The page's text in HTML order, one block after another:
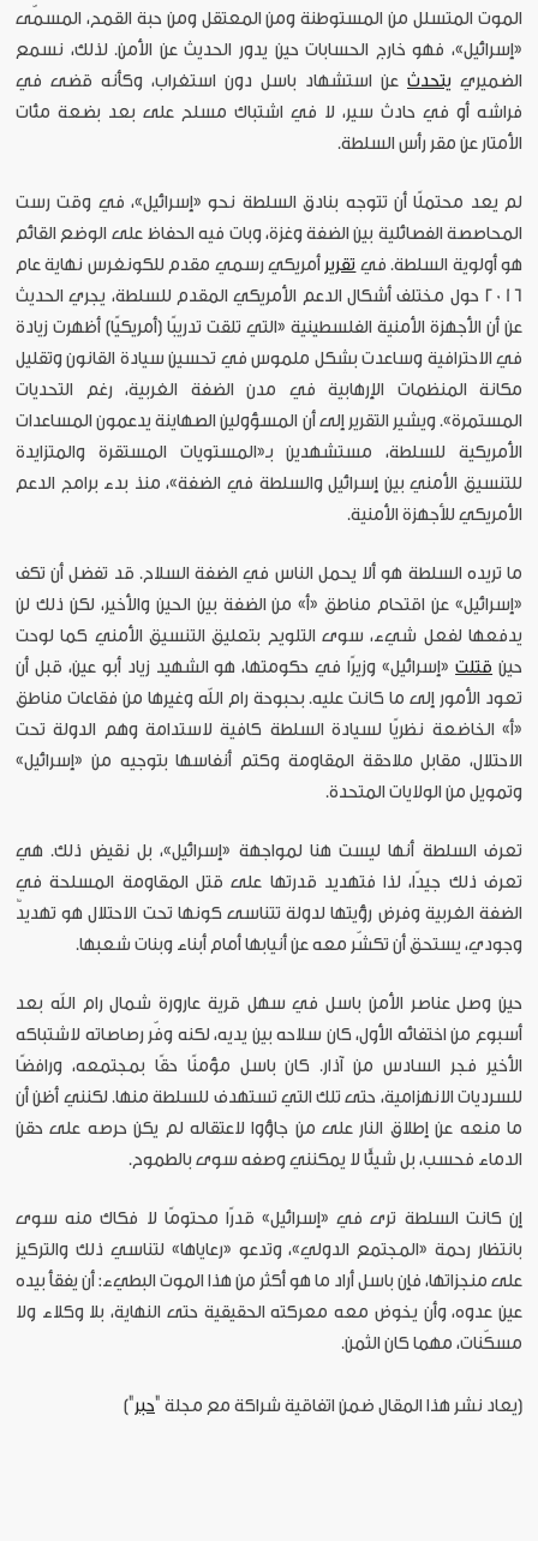
الموت المتسلل من المستوطنة ومن المعتقل ومن حبة القمح، المسمّى
«إسرائيل»، فهو خارج الحسابات حين يدور الحديث عن الأمن. لذلك، نسمع
الضميري يتحدث عن استشهاد باسل دون استغراب، وكأنه قضى في
فراشه أو في حادث سير، لا في اشتباك مسلح على بعد بضعة مئات
الأمتار عن مقر رأس السلطة.
لم يعد محتملًا أن تتوجه بنادق السلطة نحو «إسرائيل»، في وقت رست
المحاصصة الفصائلية بين الضفة وغزة، وبات فيه الحفاظ على الوضع القائم
هو أولوية السلطة. في تقرير أمريكي رسمي مقدم للكونغرس نهاية عام
2016 حول مختلف أشكال الدعم الأمريكي المقدم للسلطة، يجري الحديث
عن أن الأجهزة الأمنية الفلسطينية «التي تلقت تدريبًا [أمريكيًا] أظهرت زيادة
في الاحترافية وساعدت بشكل ملموس في تحسين سيادة القانون وتقليل
مكانة المنظمات الإرهابية في مدن الضفة الغربية، رغم التحديات
المستمرة». ويشير التقرير إلى أن المسؤولين الصهاينة يدعمون المساعدات
الأمريكية للسلطة، مستشهدين بـ«المستويات المستقرة والمتزايدة
للتنسيق الأمني بين إسرائيل والسلطة في الضفة»، منذ بدء برامج الدعم
الأمريكي للأجهزة الأمنية.
ما تريده السلطة هو ألا يحمل الناس في الضفة السلاح. قد تفضل أن تكف
«إسرائيل» عن اقتحام مناطق «أ» من الضفة بين الحين والأخير، لكن ذلك لن
يدفعها لفعل شيء، سوى التلويح بتعليق التنسيق الأمني كما لوحت
حين قتلت«إسرائيل» وزيرًا في حكومتها، هو الشهيد زياد أبو عين، قبل أن
تعود الأمور إلى ما كانت عليه. بحبوحة رام الله وغيرها من فقاعات مناطق
«أ» الخاضعة نظريًا لسيادة السلطة كافية لاستدامة وهم الدولة تحت
الاحتلال، مقابل ملاحقة المقاومة وكتم أنفاسها بتوجيه من «إسرائيل»
وتمويل من الولايات المتحدة.
تعرف السلطة أنها ليست هنا لمواجهة «إسرائيل»، بل نقيض ذلك. هي
تعرف ذلك جيدًا، لذا فتهديد قدرتها على قتل المقاومة المسلحة في
الضفة الغربية وفرض رؤيتها لدولة تتناسى كونها تحت الاحتلال هو تهديدٌ
وجودي، يستحق أن تكشّر معه عن أنيابها أمام أبناء وبنات شعبها.
حين وصل عناصر الأمن باسل في سهل قرية عارورة شمال رام الله بعد
أسبوع من اختفائه الأول، كان سلاحه بين يديه، لكنه وفّر رصاصاته لاشتباكه
الأخير فجر السادس من آذار. كان باسل مؤمنًا حقًا بمجتمعه، ورافضًا
للسرديات الانهزامية، حتى تلك التي تستهدف للسلطة منها. لكنني أظن أن
ما منعه عن إطلاق النار على من جاؤوا لاعتقاله لم يكن حرصه على حقن
الدماء فحسب، بل شيئًا لا يمكنني وصفه سوى بالطموح.
إن كانت السلطة ترى في «إسرائيل» قدرًا محتومًا لا فكاك منه سوى
بانتظار رحمة «المجتمع الدولي»، وتدعو «رعاياها» لتناسي ذلك والتركيز
على منجزاتها، فإن باسل أراد ما هو أكثر من هذا الموت البطيء: أن يفقأ بيده
عين عدوه، وأن يخوض معه معركته الحقيقية حتى النهاية، بلا وكلاء ولا
مسكّنات، مهما كان الثمن.
[يعاد نشر هذا المقال ضمن اتفاقية شراكة مع مجلة "حبر"]